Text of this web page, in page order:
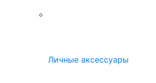
Личные аксессуары